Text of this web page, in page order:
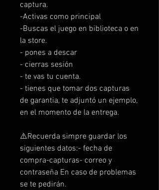
captura.
-Activas como principal
-Buscas el juego en biblioteca o en
la store.
- pones a descar
- cierras sesión
- te vas tu cuenta.
- tienes que tomar dos capturas
de garantia, te adjuntó un ejemplo,
en el momento de la entrega.
⚠️Recuerda simpre guardar los
siguientes datos:- fecha de
compra-capturas- correo y
contraseña En caso de problemas
se te pedirán.